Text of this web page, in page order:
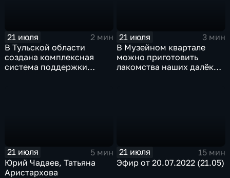
21 июля
2 мин
В Тульской области
создана комплексная
система поддержки
21 июля
3 мин
В Музейном квартале
можно приготовить
лакомства наших далёких
21 июля
5 мин
Юрий Чадаев, Татьяна
Аристархова
21 июля
15 мин
Эфир от 20.07.2022 (21.05)